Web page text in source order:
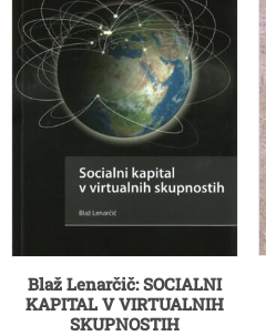
Blaž Lenarčič: SOCIALNI
KAPITAL V VIRTUALNIH
SKUPNOSTIH